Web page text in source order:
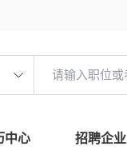
中心 招聘企业